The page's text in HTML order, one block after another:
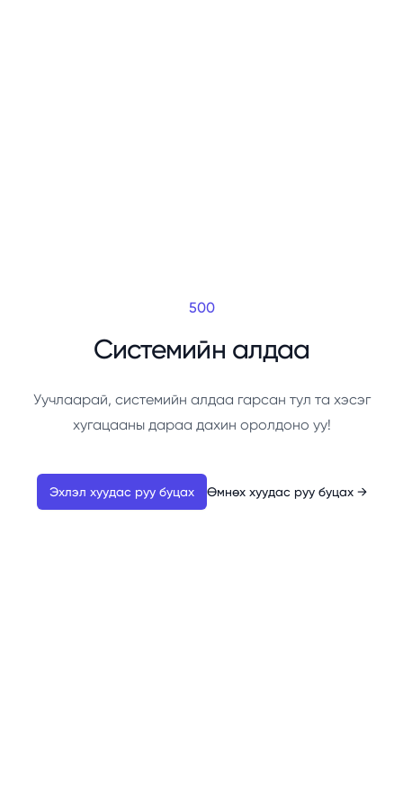
500
Системийн алдаа
Уучлаарай, системийн алдаа гарсан тул та хэсэг
хугацааны дараа дахин оролдоно уу!
Эхлэл хуудас руу буцах Өмнөх хуудас руу буцах →